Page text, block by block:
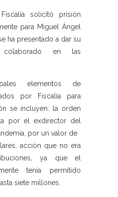
solicitó prisión
para Miguel Ángel
ha presentado a dar su
en las
elementos de
por Fiscalía para
se incluyen: la orden
por el exdirector del
por un valor de
acción que no era
ya que el
tenía permitido
siete millones.